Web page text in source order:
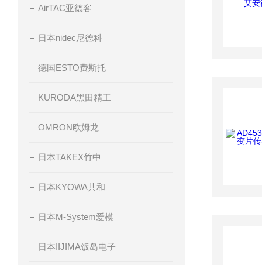
AirTAC亚德客
日本nidec尼德科
德国ESTO费斯托
KURODA黑田精工
OMRON欧姆龙
日本TAKEX竹中
日本KYOWA共和
日本M-System爱模
日本IIJIMA饭岛电子